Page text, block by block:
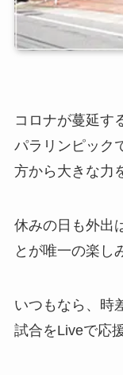
コロナが蔓延す
パラリンピック
方から大きな力
休みの日も外出
とが唯一の楽し
いつもなら、時
試合をLiveで応